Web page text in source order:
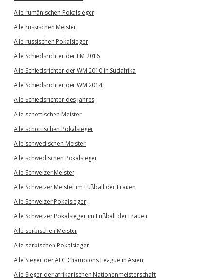
Alle rumänischen Pokalsieger
Alle russischen Meister
Alle russischen Pokalsieger
Alle Schiedsrichter der EM 2016
Alle Schiedsrichter der WM 2010 in Südafrika
Alle Schiedsrichter der WM 2014
Alle Schiedsrichter des Jahres
Alle schottischen Meister
Alle schottischen Pokalsieger
Alle schwedischen Meister
Alle schwedischen Pokalsieger
Alle Schweizer Meister
Alle Schweizer Meister im Fußball der Frauen
Alle Schweizer Pokalsieger
Alle Schweizer Pokalsieger im Fußball der Frauen
Alle serbischen Meister
Alle serbischen Pokalsieger
Alle Sieger der AFC Champions League in Asien
Alle Sieger der afrikanischen Nationenmeisterschaft